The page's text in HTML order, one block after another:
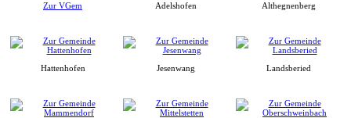
Zur VGem Adelshofen Althegnenberg
Hattenhofen Jesenwang Landsberied